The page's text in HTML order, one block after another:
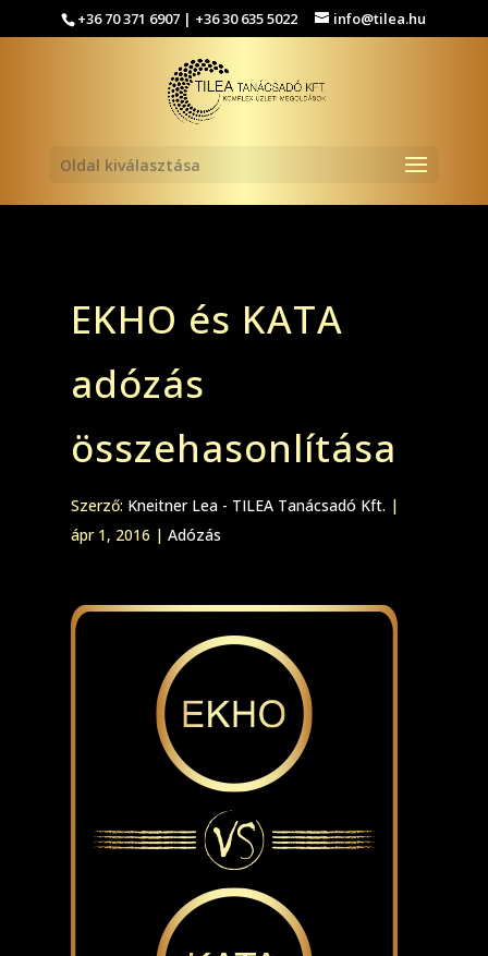
+36 70 371 6907 | +36 30 635 5022 info@tilea.hu
Oldal kiválasztása
EKHO és KATA
adózás
összehasonlítása
Szerző: Kneitner Lea - TILEA Tanácsadó Kft. |
ápr 1, 2016 | Adózás